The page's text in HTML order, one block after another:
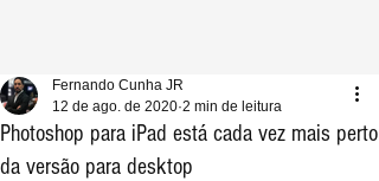
Photoshop para iPad está cada vez mais perto
da versão para desktop
Fernando Cunha JR
12 de ago. de 2020 2 min de leitura